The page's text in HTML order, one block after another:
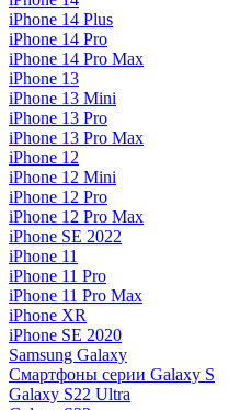
iPhone 14 Plus
iPhone 14 Pro
iPhone 14 Pro Max
iPhone 13
iPhone 13 Mini
iPhone 13 Pro
iPhone 13 Pro Max
iPhone 12
iPhone 12 Mini
iPhone 12 Pro
iPhone 12 Pro Max
iPhone SE 2022
iPhone 11
iPhone 11 Pro
iPhone 11 Pro Max
iPhone XR
iPhone SE 2020
Samsung Galaxy
Смартфоны серии Galaxy S
Galaxy S22 Ultra